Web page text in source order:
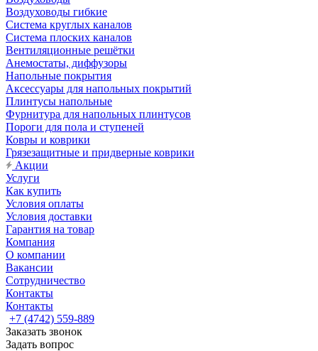
Воздуховоды гибкие
Система круглых каналов
Система плоских каналов
Вентиляционные решётки
Анемостаты, диффузоры
Напольные покрытия
Аксессуары для напольных покрытий
Плинтусы напольные
Фурнитура для напольных плинтусов
Пороги для пола и ступеней
Ковры и коврики
Грязезащитные и придверные коврики
Акции
Услуги
Как купить
Условия оплаты
Условия доставки
Гарантия на товар
Компания
О компании
Вакансии
Сотрудничество
Контакты
Контакты
+7 (4742) 559-889
Заказать звонок
Задать вопрос